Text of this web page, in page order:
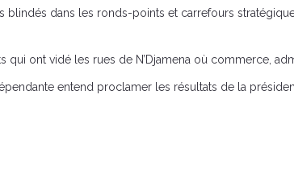
dans les ronds-points et carrefours
qui ont vidé les rues de N’Djamena où commerce,
entend proclamer les résultats de la